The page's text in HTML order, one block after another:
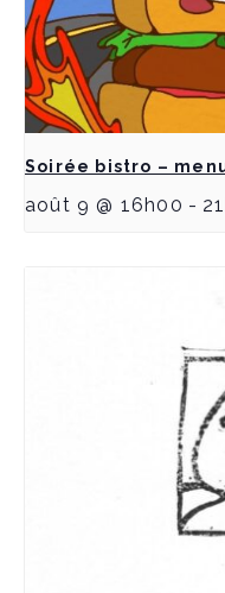
Soirée bistro –
août 9 @ 16h00 -